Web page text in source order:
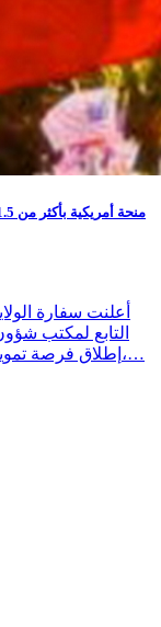
أعلنت سفارة
التابع لمكتب
إطلاق فرصة تمويل جديدة بقيمة تتجاوز 1.5 مليون دولار أمريكي،…